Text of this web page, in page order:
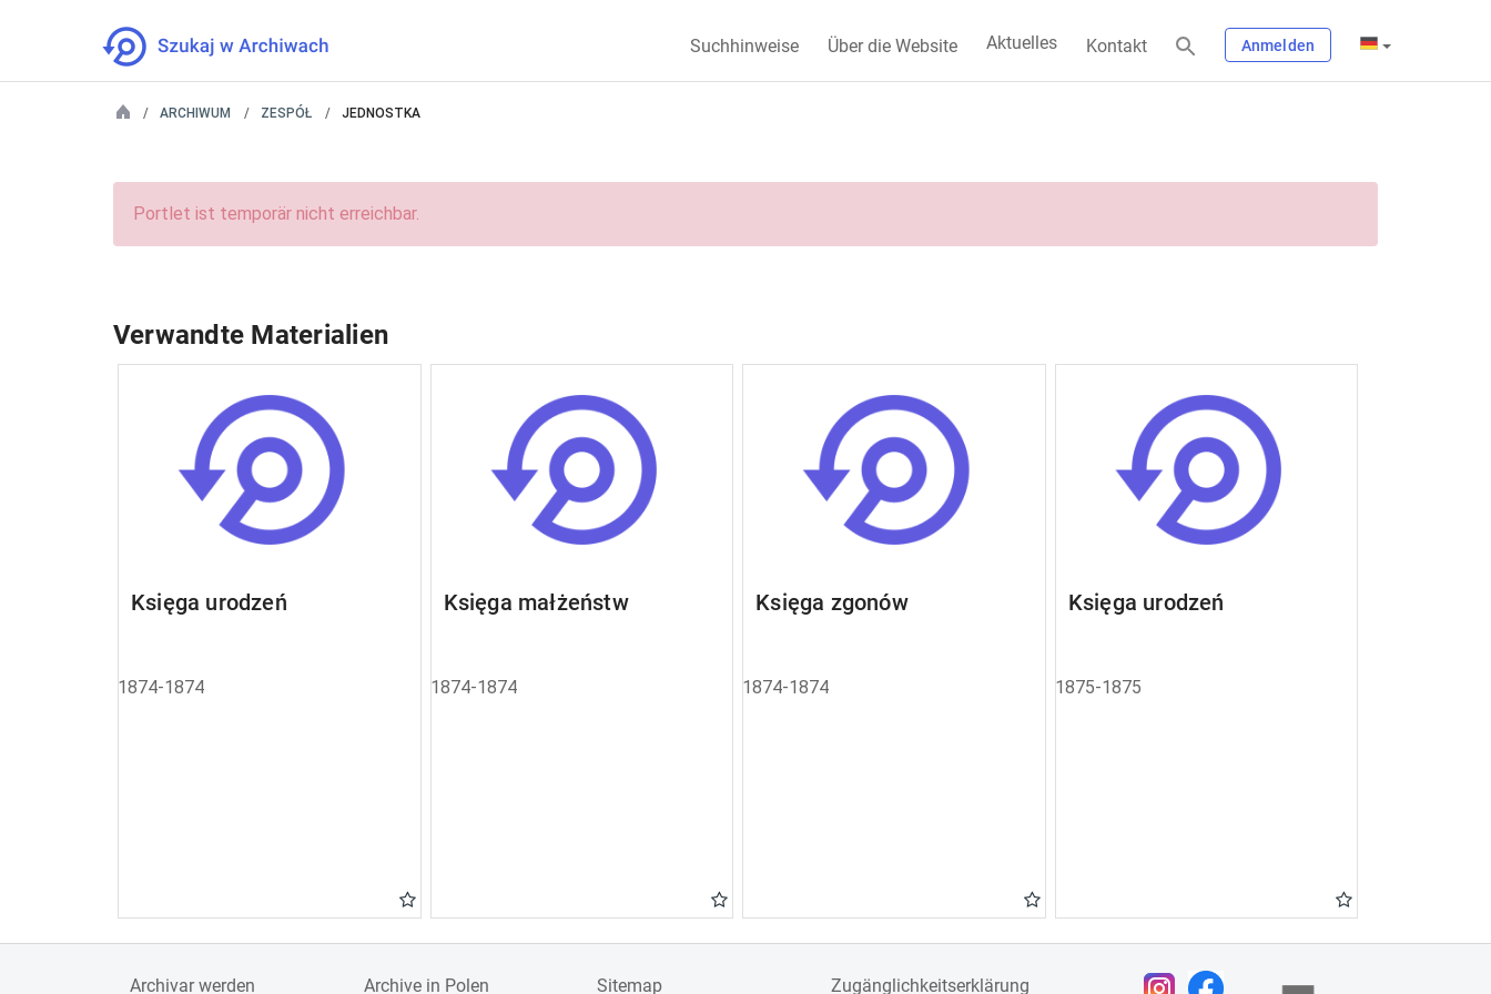
Suchhinweise Über die Website Aktuelles Kontakt Anmelden
ARCHIWUM ZESPÓŁ JEDNOSTKA
Portlet ist temporär nicht erreichbar.
Verwandte Materialien
Księga urodzeń
1874-1874
Księga małżeństw
1874-1874
Księga zgonów
1874-1874
Księga urodzeń
1875-1875
Archivar werden Archive in Polen Sitemap Zugänglichkeitserklärung